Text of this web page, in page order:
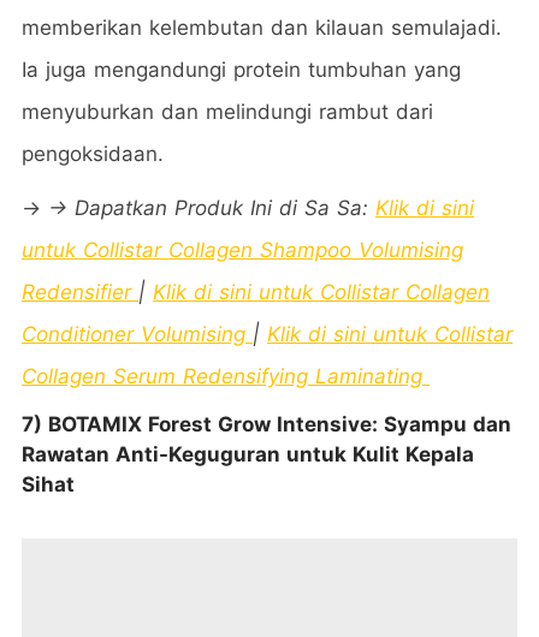
memberikan kelembutan dan kilauan semulajadi.
Ia juga mengandungi protein tumbuhan yang
menyuburkan dan melindungi rambut dari
pengoksidaan.
→ → Dapatkan Produk Ini di Sa Sa: Klik di sini
untuk Collistar Collagen Shampoo Volumising
Redensifier | Klik di sini untuk Collistar Collagen
Conditioner Volumising | Klik di sini untuk Collistar
Collagen Serum Redensifying Laminating
7) BOTAMIX Forest Grow Intensive: Syampu dan
Rawatan Anti-Keguguran untuk Kulit Kepala
Sihat